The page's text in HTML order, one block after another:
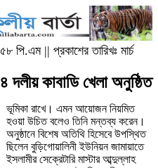
পি.এম || প্রকাশের তারিখঃ মার্চ
দলীয় কাবাডি খেলা অনুষ্ঠিত
ভূমিকা রাখে। এমন আয়োজন নিয়মিত
হওয়া উচিত বলেও তিনি মন্তব্য করেন।
অনুষ্ঠানে বিশেষ অতিথি হিসেবে উপস্থিত
ছিলেন বুড়িগোয়ালিনী ইউনিয়ন জামায়াতে
ইসলামীর সেক্রেটারি মাস্টার আব্দুল্লাহ